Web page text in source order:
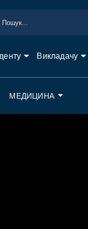
Викладачу
МЕДИЦИНА